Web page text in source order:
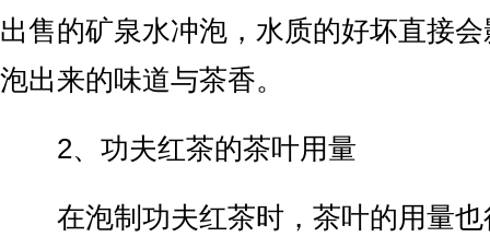
出售的矿泉水冲泡，水质的好坏直接
泡出来的味道与茶香。
2、功夫红茶的茶叶用量
在泡制功夫红茶时，茶叶的用量也